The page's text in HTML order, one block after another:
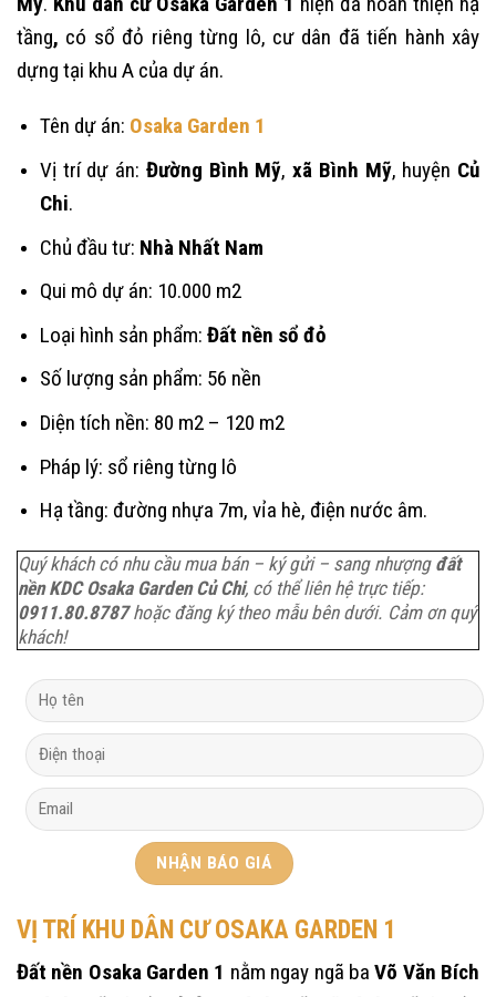
tầng, có sổ đỏ riêng từng lô, cư dân đã tiến hành xây
dựng tại khu A của dự án.
Tên dự án: Osaka Garden 1
Vị trí dự án: Đường Bình Mỹ,xã Bình Mỹ, huyện Củ
Chi.
Chủ đầu tư: Nhà Nhất Nam
Qui mô dự án: 10.000 m2
Loại hình sản phẩm: Đất nền sổ đỏ
Số lượng sản phẩm: 56 nền
Diện tích nền: 80 m2 – 120 m2
Pháp lý: sổ riêng từng lô
Hạ tầng: đường nhựa 7m, vỉa hè, điện nước âm.
Quý khách có nhu cầu mua bán – ký gửi – sang nhượng đất
nền KDC Osaka Garden Củ Chi, có thể liên hệ trực tiếp:
0911.80.8787hoặc đăng ký theo mẫu bên dưới. Cảm ơn quý
khách!
VỊ TRÍ KHU DÂN CƯ OSAKA GARDEN 1
Đất nền Osaka Garden 1 nằm ngay ngã baVõ Văn Bích